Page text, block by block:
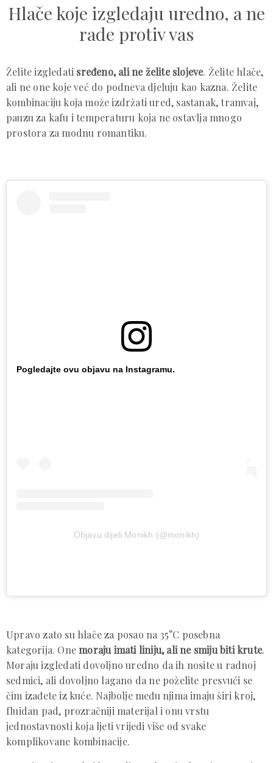
Hlače koje izgledaju uredno, a ne
rade protiv vas
Želite izgledati sređeno, ali ne želite slojeve. Želite hlače,
ali ne one koje već do podneva djeluju kao kazna. Želite
kombinaciju koja može izdržati ured, sastanak, tramvaj,
pauzu za kafu i temperaturu koja ne ostavlja mnogo
prostora za modnu romantiku.
Pogledajte ovu objavu na Instagramu.
Objavu dijeli Monikh (@monikh)
Upravo zato su hlače za posao na 35°C posebna
kategorija. Onemoraju imati liniju, ali ne smiju biti krute.
Moraju izgledati dovoljno uredno da ih nosite u radnoj
sedmici, ali dovoljno lagano da ne poželite presvući se
čim izađete iz kuće. Najbolje među njima imaju širi kroj,
fluidan pad, prozračniji materijal i onu vrstu
jednostavnosti koja ljeti vrijedi više od svake
komplikovane kombinacije.